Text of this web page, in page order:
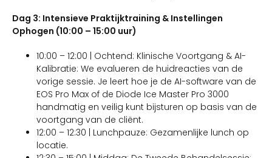
Dag 3: Intensieve Praktijktraining & Instellingen
Ophogen (10:00 – 15:00 uur)
10:00 – 12:00 | Ochtend: Klinische Voortgang & AI-
Kalibratie: We evalueren de huidreacties van de
vorige sessie. Je leert hoe je de AI-software van de
EOS Pro Max of de Diode Ice Master Pro 3000
handmatig en veilig kunt bijsturen op basis van de
voortgang van de cliënt.
12:00 – 12:30 | Lunchpauze: Gezamenlijke lunch op
locatie.